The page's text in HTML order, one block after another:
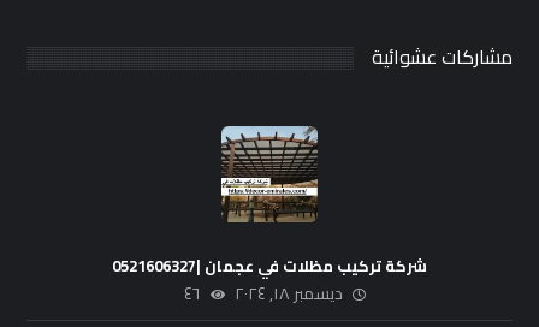
مشاركات عشوائية
شركة تركيب مظلات في عجمان |0521606327
ديسمبر ١٨, ٢٠٢٤ ٤٦